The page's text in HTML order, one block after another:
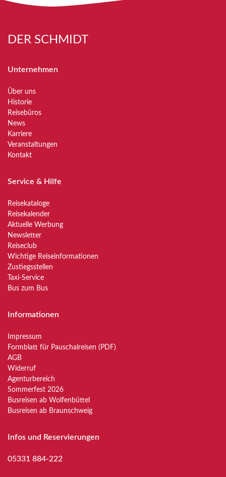
DER SCHMIDT
Unternehmen
Über uns
Historie
Reisebüros
News
Karriere
Veranstaltungen
Kontakt
Service & Hilfe
Reisekataloge
Reisekalender
Aktuelle Werbung
Newsletter
Reiseclub
Wichtige Reiseinformationen
Zustiegsstellen
Taxi-Service
Bus zum Bus
Informationen
Impressum
Formblatt für Pauschalreisen (PDF)
AGB
Widerruf
Agenturbereich
Sommerfest 2026
Busreisen ab Wolfenbüttel
Busreisen ab Braunschweig
Infos und Reservierungen
05331 884-222